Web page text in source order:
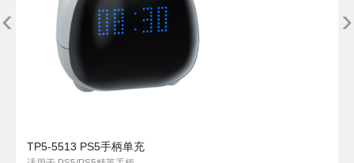
TP5-5513 PS5手柄单充
‹ ›